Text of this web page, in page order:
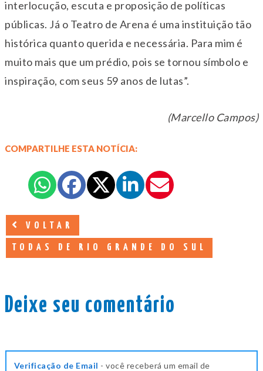
interlocução, escuta e proposição de políticas
públicas. Já o Teatro de Arena é uma instituição tão
histórica quanto querida e necessária. Para mim é
muito mais que um prédio, pois se tornou símbolo e
inspiração, com seus 59 anos de lutas”.
(Marcello Campos)
COMPARTILHE ESTA NOTÍCIA:
VOLTAR
TODAS DE RIO GRANDE DO SUL
Deixe seu comentário
Verificação de Email - você receberá um email de